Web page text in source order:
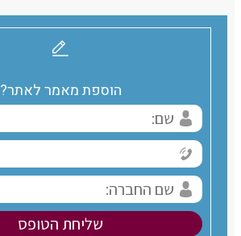
הוספת מאמר לאתר?